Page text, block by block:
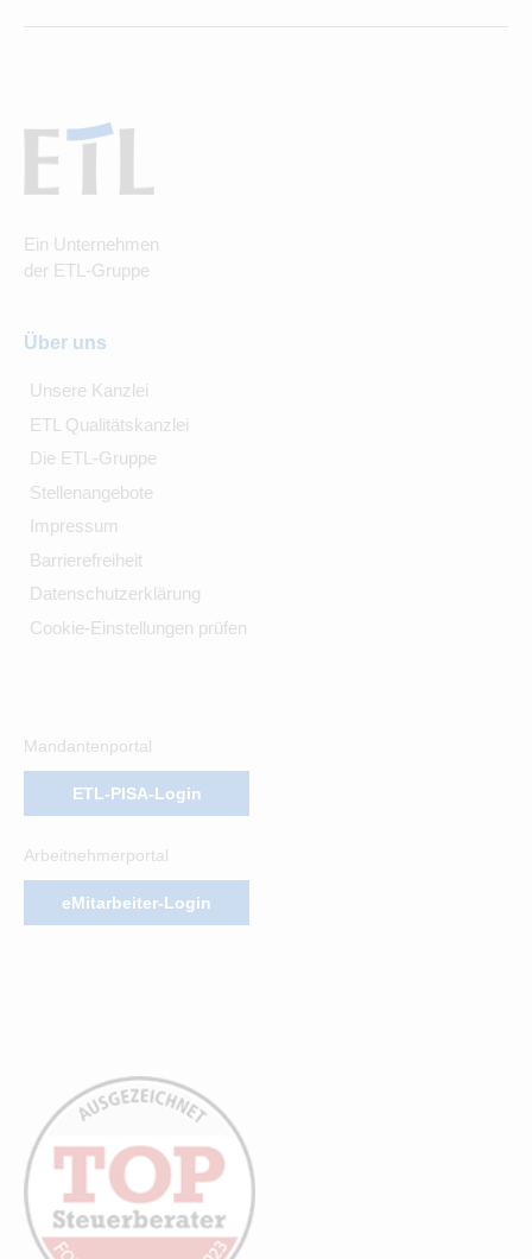
Ein Unternehmen
der ETL-Gruppe
Über uns
Unsere Kanzlei
ETL Qualitätskanzlei
Die ETL-Gruppe
Stellenangebote
Impressum
Barrierefreiheit
Datenschutzerklärung
Cookie-Einstellungen prüfen
Mandantenportal
ETL-PISA-Login
Arbeitnehmerportal
eMitarbeiter-Login